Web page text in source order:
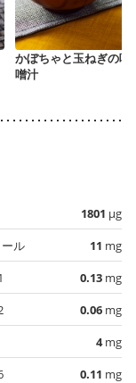
かぼちゃと玉ねぎの味
噌汁
1801 µg
ル
11 mg
0.13 mg
0.06 mg
4mg
0.11 mg